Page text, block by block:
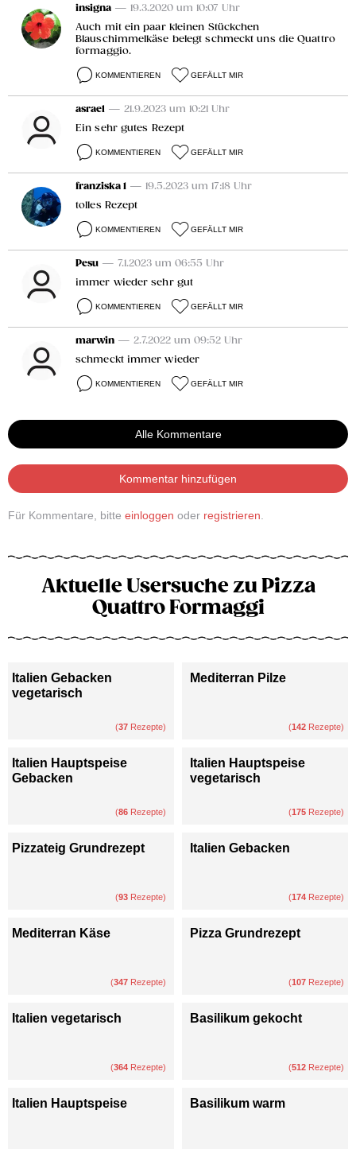
insigna — 19.3.2020 um 10:07 Uhr
Auch mit ein paar kleinen Stückchen
Blauschimmelkäse belegt schmeckt uns die Quattro
formaggio.
KOMMENTIEREN GEFÄLLT MIR
asrael — 21.9.2023 um 10:21 Uhr
Ein sehr gutes Rezept
KOMMENTIEREN GEFÄLLT MIR
franziska 1 — 19.5.2023 um 17:18 Uhr
tolles Rezept
KOMMENTIEREN GEFÄLLT MIR
Pesu — 7.1.2023 um 06:55 Uhr
immer wieder sehr gut
KOMMENTIEREN GEFÄLLT MIR
marwin — 2.7.2022 um 09:52 Uhr
schmeckt immer wieder
KOMMENTIEREN GEFÄLLT MIR
Alle Kommentare
Kommentar hinzufügen
Für Kommentare, bitte einloggen oder registrieren.
Aktuelle Usersuche zu Pizza
Quattro Formaggi
Italien Gebacken
vegetarisch
(37 Rezepte)
Mediterran Pilze
(142 Rezepte)
Italien Hauptspeise
Gebacken
(86 Rezepte)
Italien Hauptspeise
vegetarisch
(175 Rezepte)
Pizzateig Grundrezept
(93 Rezepte)
Italien Gebacken
(174 Rezepte)
Mediterran Käse
(347 Rezepte)
Pizza Grundrezept
(107 Rezepte)
Italien vegetarisch
(364 Rezepte)
Basilikum gekocht
(512 Rezepte)
Italien Hauptspeise Basilikum warm